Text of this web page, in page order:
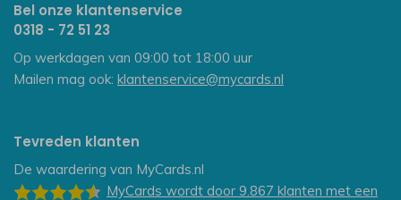
Bel onze klantenservice
0318 - 72 51 23
Op werkdagen van 09:00 tot 18:00 uur
Mailen mag ook: klantenservice@mycards.nl
Tevreden klanten
De waardering van MyCards.nl
MyCards wordt door 9.867 klanten met een